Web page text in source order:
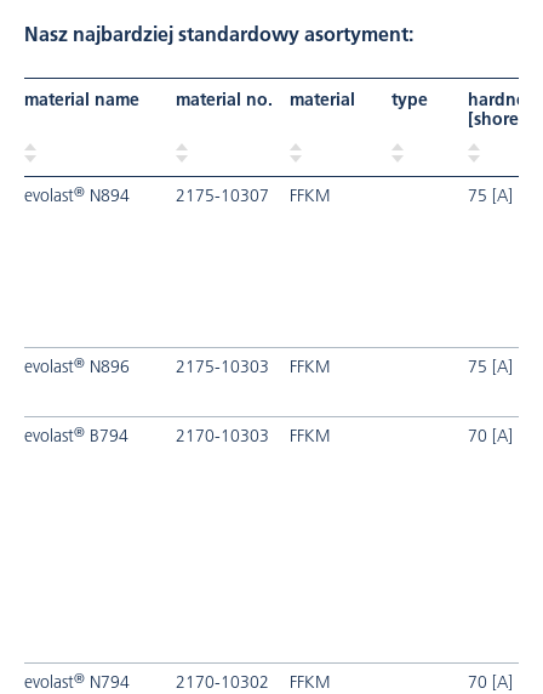
Nasz najbardziej standardowy asortyment:
material name material no. material type
hardness
[shore]
evolast® N894 2175-10307 FFKM 75 [A]
evolast® N896 2175-10303 FFKM 75 [A]
evolast® B794 2170-10303 FFKM 70 [A]
evolast® N794 2170-10302 FFKM 70 [A]